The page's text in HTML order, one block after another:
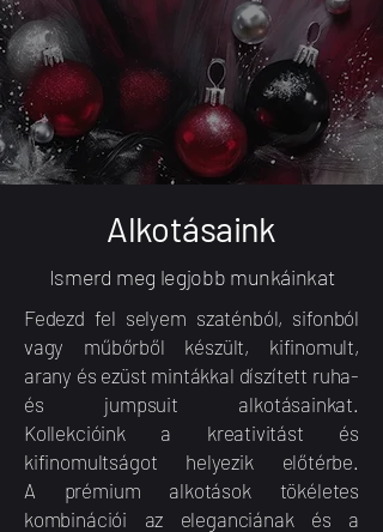
Alkotásaink
Ismerd meg legjobb munkáinkat
Fedezd fel selyem szaténból, sifonból
vagy műbőrből készült, kifinomult,
arany és ezüst mintákkal díszített ruha-
és jumpsuit alkotásainkat.
Kollekcióink a kreativitást és
kifinomultságot helyezik előtérbe.
A prémium alkotások tökéletes
kombinációi az eleganciának és a